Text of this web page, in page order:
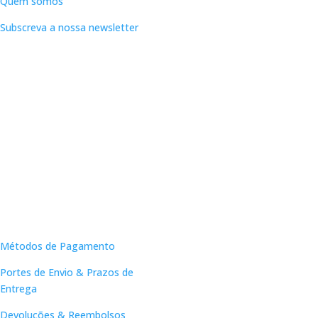
Subscreva a nossa newsletter
Métodos de Pagamento
Portes de Envio & Prazos de
Entrega
Devoluções & Reembolsos